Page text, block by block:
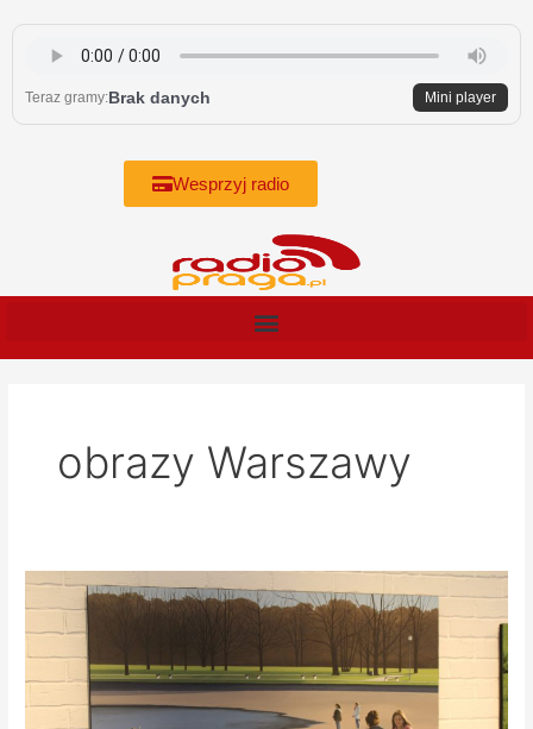
content
Teraz gramy:Brak danych Mini player
Wesprzyj radio
obrazy Warszawy
Galeria
101projekt
z
ulicy
Pięknej
62/64